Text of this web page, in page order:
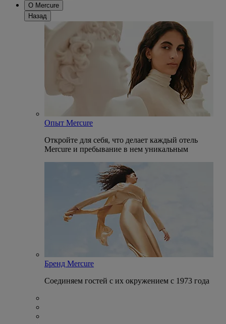
О Mercure
Назад
Опыт Mercure
Откройте для себя, что делает каждый отель
Mercure и пребывание в нем уникальным
Бренд Mercure
Соединяем гостей с их окружением с 1973 года